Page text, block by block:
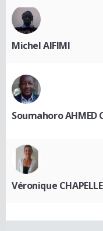
Michel AIFIMI
Soumahoro AHMED
Véronique CHAPELLE